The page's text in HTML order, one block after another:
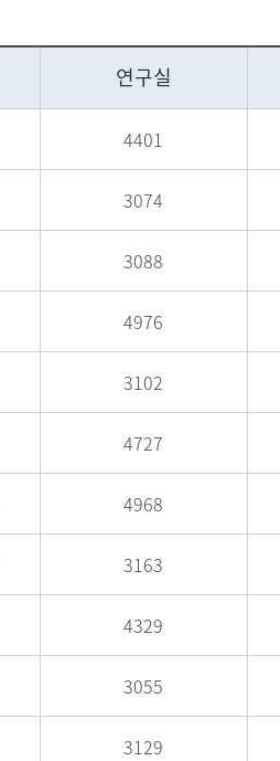
연구실
4401
3074
3088
4976
3102
4727
4968
3163
4329
3055
3129